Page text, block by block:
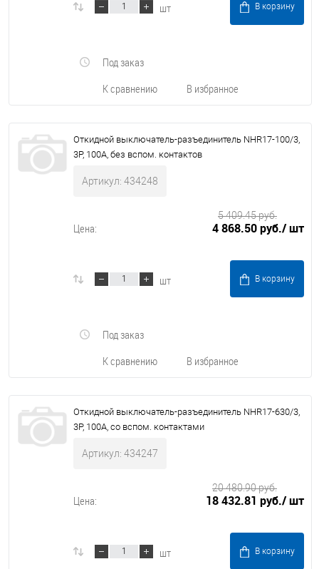
шт В корзину
К сравнению В избранное
Под заказ
Откидной выключатель-разъединитель NHR17-100/3,
3P, 100А, без вспом. контактов
Артикул: 434248
Цена: 4 868.50 руб./ шт
5 409.45 руб.
шт В корзину
К сравнению В избранное
Под заказ
Откидной выключатель-разъединитель NHR17-630/3,
3P, 100А, со вспом. контактами
Артикул: 434247
Цена: 18 432.81 руб./ шт
20 480.90 руб.
шт В корзину